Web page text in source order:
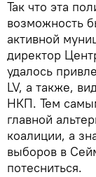
Так что эта
возможность
активной
директор
удалось
LV, а также,
НКП. Тем
главной
коалиции, а
выборов в
потесниться.